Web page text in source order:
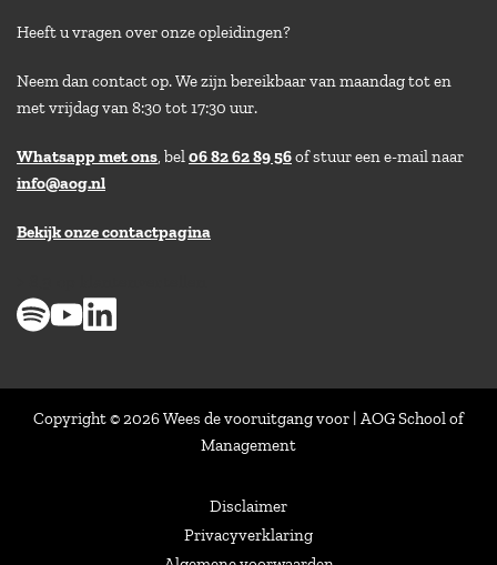
Heeft u vragen over onze opleidingen?
Neem dan contact op. We zijn bereikbaar van maandag tot en
met vrijdag van 8:30 tot 17:30 uur.
Whatsapp met ons, bel06 82 62 89 56of stuur een e-mail naar
info@aog.nl
Bekijk onze contactpagina
Copyright © 2026 Wees de vooruitgang voor | AOG School of
Management
Disclaimer
Privacyverklaring